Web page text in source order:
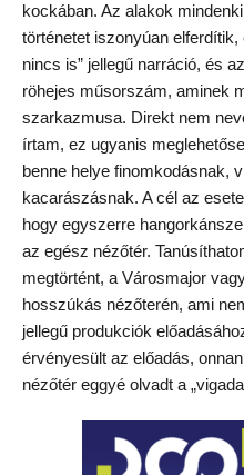
kockában. Az alakok
történetet iszonyúan elferdítik,
nincs is” jellegű narráció, és
röhejes műsorszám, aminek
szarkazmusa. Direkt nem
írtam, ez ugyanis
benne helye finomkodásnak,
kacarászásnak. A cél az
hogy egyszerre
az egész nézőtér.
megtörtént, a Városmajor
hosszúkás nézőterén, ami
jellegű produkciók
érvényesült az előadás,
nézőtér eggyé olvadt a